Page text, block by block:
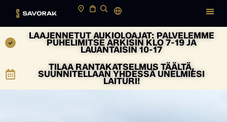
LAAJENNETUT AUKIOLOAJAT: PALVELEMME
PUHELIMITSE ARKISIN KLO 7-19 JA
LAUANTAISIN 10-17
TILAA RANTAKATSELMUS TÄÄLTÄ,
SUUNNITELLAAN YHDESSÄ UNELMIESI
LAITURI!